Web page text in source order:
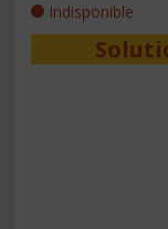
Indisponible